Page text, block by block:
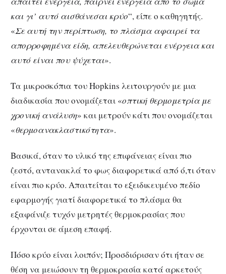
και γι’ αυτό αισθάνεσαι κρύο“, είπε ο καθηγητής.
«Σε αυτή την περίπτωση, το πλάσμα αφαιρεί τα
απορροφημένα είδη, απελευθερώνεται ενέργεια και
αυτό είναι που ψύχεται».
Τα μικροσκόπια του Hopkins λειτουργούν με μια
διαδικασία που ονομάζεται «οπτική θερμομετρία με
χρονική ανάλυση» και μετρούν κάτι που ονομάζεται
«θερμοανακλαστικότητα».
Βασικά, όταν το υλικό της επιφάνειας είναι πιο
ζεστό, αντανακλά το φως διαφορετικά από ό,τι όταν
είναι πιο κρύο. Απαιτείται το εξειδικευμένο πεδίο
εφαρμογής γιατί διαφορετικά το πλάσμα θα
εξαφάνιζε τυχόν μετρητές θερμοκρασίας που
έρχονται σε άμεση επαφή.
Πόσο κρύο είναι λοιπόν; Προσδιόρισαν ότι ήταν σε
θέση να μειώσουν τη θερμοκρασία κατά αρκετούς